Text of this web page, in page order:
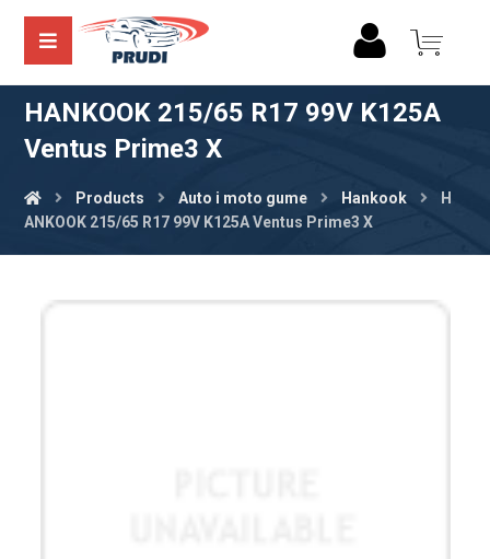
HANKOOK 215/65 R17 99V K125A
Ventus Prime3 X
Products Auto i moto gume Hankook
H
ANKOOK 215/65 R17 99V K125A Ventus Prime3 X